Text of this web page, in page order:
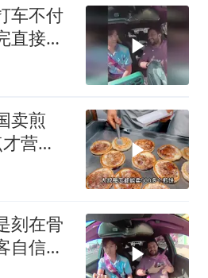
车不付
直接下
卖煎
营
刻在骨
自信地